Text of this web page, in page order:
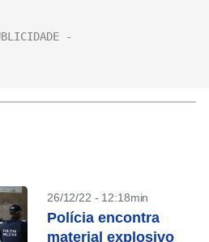
26/12/22 - 12:18min
Polícia encontra
material explosivo